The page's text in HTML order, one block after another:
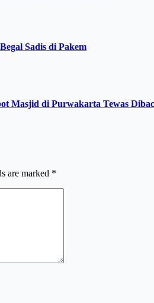
Sadis di Pakem
Masjid di Purwakarta Tewas
are marked *